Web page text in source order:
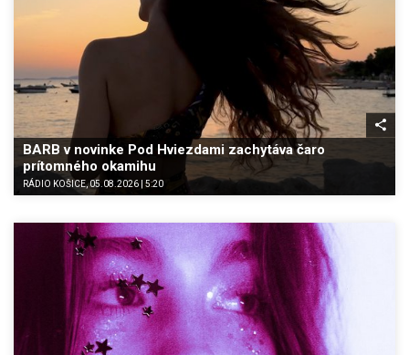
BARB v novinke Pod Hviezdami zachytáva čaro
prítomného okamihu
RÁDIO KOŠICE, 05.08.2026 | 5:20